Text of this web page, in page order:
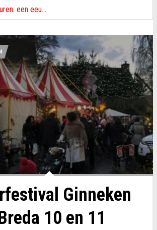
Kerstkaarten versturen: een eeuwige traditie!
Ginneken
10 en 11